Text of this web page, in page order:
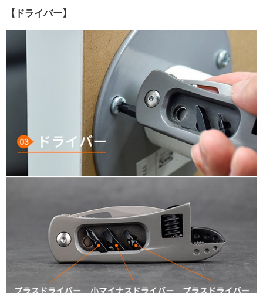
【ドライバー】